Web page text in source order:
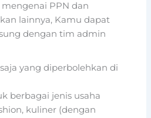
PPN dan
lainnya, Kamu dapat
dengan tim admin
yang diperbolehkan di
berbagai jenis usaha
kuliner (dengan